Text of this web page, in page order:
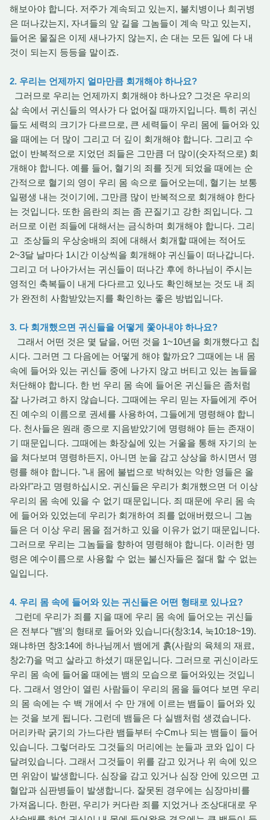
해보아야 합니다. 저주가 계속되고 있는지, 불치병이나 희귀병
은 떠나갔는지, 자녀들의 앞 길을 그놈들이 계속 막고 있는지,
들어온 물질은 이제 새나가지 않는지, 손 대는 모든 일에 다 내
것이 되는지 등등을 말이죠.
2. 우리는 언제까지 얼마만큼 회개해야 하나요?
그러므로 우리는 언제까지 회개해야 하나요? 그것은 우리의
삶 속에서 귀신들의 역사가 다 없어질 때까지입니다. 특히 귀신
들도 세력의 크기가 다르므로, 큰 세력들이 우리 몸에 들어와 있
을 때에는 더 많이 그리고 더 깊이 회개해야 합니다. 그리고 수
없이 반복적으로 지었던 죄들은 그만큼 더 많이(숫자적으로) 회
개해야 합니다. 예를 들어, 혈기의 죄를 짓게 되었을 때에는 순
간적으로 혈기의 영이 우리 몸 속으로 들어오는데, 혈기는 보통
일평생 내는 것이기에, 그만큼 많이 반복적으로 회개해야 한다
는 것입니다. 또한 음란의 죄는 좀 끈질기고 강한 죄입니다. 그
러므로 이런 죄들에 대해서는 금식하며 회개해야 합니다. 그리
고 조상들의 우상숭배의 죄에 대해서 회개할 때에는 적어도
2~3달 날마다 1시간 이상씩을 회개해야 귀신들이 떠나갑니다.
그리고 더 나아가서는 귀신들이 떠나간 후에 하나님이 주시는
영적인 축복들이 내게 다다르고 있나도 확인해보는 것도 내 죄
가 완전히 사함받았는지를 확인하는 좋은 방법입니다.
3. 다 회개했으면 귀신들을 어떻게 쫓아내야 하나요?
그래서 어떤 것은 몇 달을, 어떤 것을 1~10년을 회개했다고 칩
시다. 그러면 그 다음에는 어떻게 해야 할까요? 그때에는 내 몸
속에 들어와 있는 귀신들 중에 나가지 않고 버티고 있는 놈들을
처단해야 합니다. 한 번 우리 몸 속에 들어온 귀신들은 좀처럼
잘 나가려고 하지 않습니다. 그때에는 우리 믿는 자들에게 주어
진 예수의 이름으로 권세를 사용하여, 그들에게 명령해야 합니
다. 천사들은 원래 종으로 지음받았기에 명령해야 듣는 존재이
기 때문입니다. 그때에는 화장실에 있는 거울을 통해 자기의 눈
을 쳐다보며 명령하든지, 아니면 눈을 감고 상상을 하시면서 명
령를 해야 합니다. "내 몸에 불법으로 박혀있는 악한 영들은 올
라와!"라고 명령하십시오. 귀신들은 우리가 회개했으면 더 이상
우리의 몸 속에 있을 수 없기 때문입니다. 죄 때문에 우리 몸 속
에 들어와 있었는데 우리가 회개하여 죄를 없애버렸으니 그놈
들은 더 이상 우리 몸을 점거하고 있을 이유가 없기 때문입니다.
그러므로 우리는 그놈들을 향하여 명령해야 합니다. 이러한 명
령은 예수이름으로 사용할 수 없는 불신자들은 절대 할 수 없는
일입니다.
4. 우리 몸 속에 들어와 있는 귀신들은 어떤 형태로 있나요?
그런데 우리가 죄를 지을 때에 우리 몸 속에 들어오는 귀신들
은 전부다 "뱀'의 형태로 들어와 있습니다(창3:14, 눅10:18~19).
왜냐하면 창3:14에 하나님께서 뱀에게 흙(사람의 육체의 재료,
창2:7)을 먹고 살라고 하셨기 때문입니다. 그러므로 귀신이라도
우리 몸 속에 들어올 때에는 뱀의 모습으로 들어와있는 것입니
다. 그래서 영안이 열린 사람들이 우리의 몸을 들여다 보면 우리
의 몸 속에는 수 백 개에서 수 만 개에 이르는 뱀들이 들어와 있
는 것을 보게 됩니다. 그런데 뱀들은 다 실뱀처럼 생겼습니다.
머리카락 굵기의 가느다란 뱀들부터 수Cm나 되는 뱀들이 들어
있습니다. 그렇더라도 그것들의 머리에는 눈들과 코와 입이 다
달려있습니다. 그래서 그것들이 위를 감고 있거나 위 속에 있으
면 위암이 발생합니다. 심장을 감고 있거나 심장 안에 있으면 고
혈압과 심판병들이 발생합니다. 잘못된 경우에는 심장마비를
가져옵니다. 한편, 우리가 커다란 죄를 지었거나 조상대대로 우